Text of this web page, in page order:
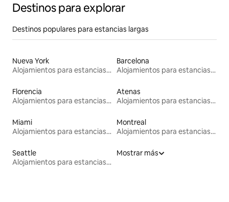
Destinos para explorar
Destinos populares para estancias largas
Nueva York
Alojamientos para estancias largas
Barcelona
Alojamientos para estancias largas
Florencia
Alojamientos para estancias largas
Atenas
Alojamientos para estancias largas
Miami
Alojamientos para estancias largas
Montreal
Alojamientos para estancias largas
Seattle
Alojamientos para estancias largas
Mostrar más